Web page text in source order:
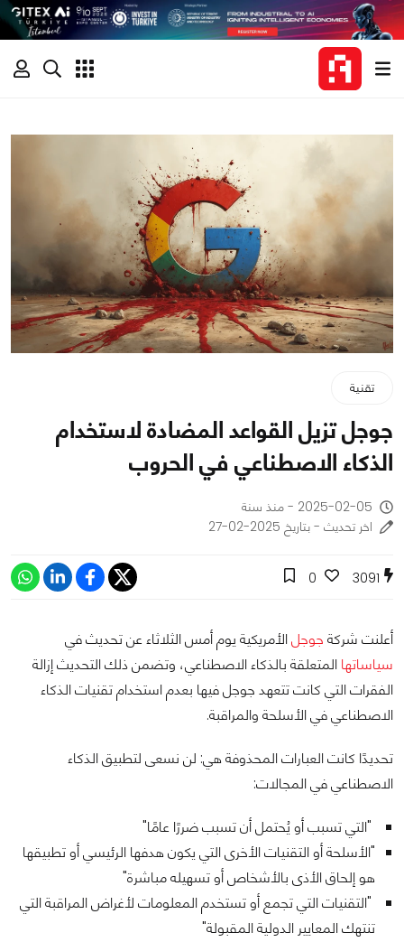
تقنية
جوجل تزيل القواعد المضادة لاستخدام
الذكاء الاصطناعي في الحروب
2025-02-05 - منذ سنة
اخر تحديث - بتاريخ 2025-02-27
3091
0
أعلنت شركة جوجلالأمريكية يوم أمس الثلاثاء عن تحديث في
سياساتها المتعلقة بالذكاء الاصطناعي، وتضمن ذلك التحديث إزالة
الفقرات التي كانت تتعهد جوجل فيها بعدم استخدام تقنيات الذكاء
الاصطناعي في الأسلحة والمراقبة.
تحديدًا كانت العبارات المحذوفة هي: لن نسعى لتطبيق الذكاء
الاصطناعي في المجالات:
"التي تسبب أو يُحتمل أن تسبب ضررًا عامًا"
"الأسلحة أو التقنيات الأخرى التي يكون هدفها الرئيسي أو تطبيقها
هو إلحاق الأذى بالأشخاص أو تسهيله مباشرة"
"التقنيات التي تجمع أو تستخدم المعلومات لأغراض المراقبة التي
تنتهك المعايير الدولية المقبولة"